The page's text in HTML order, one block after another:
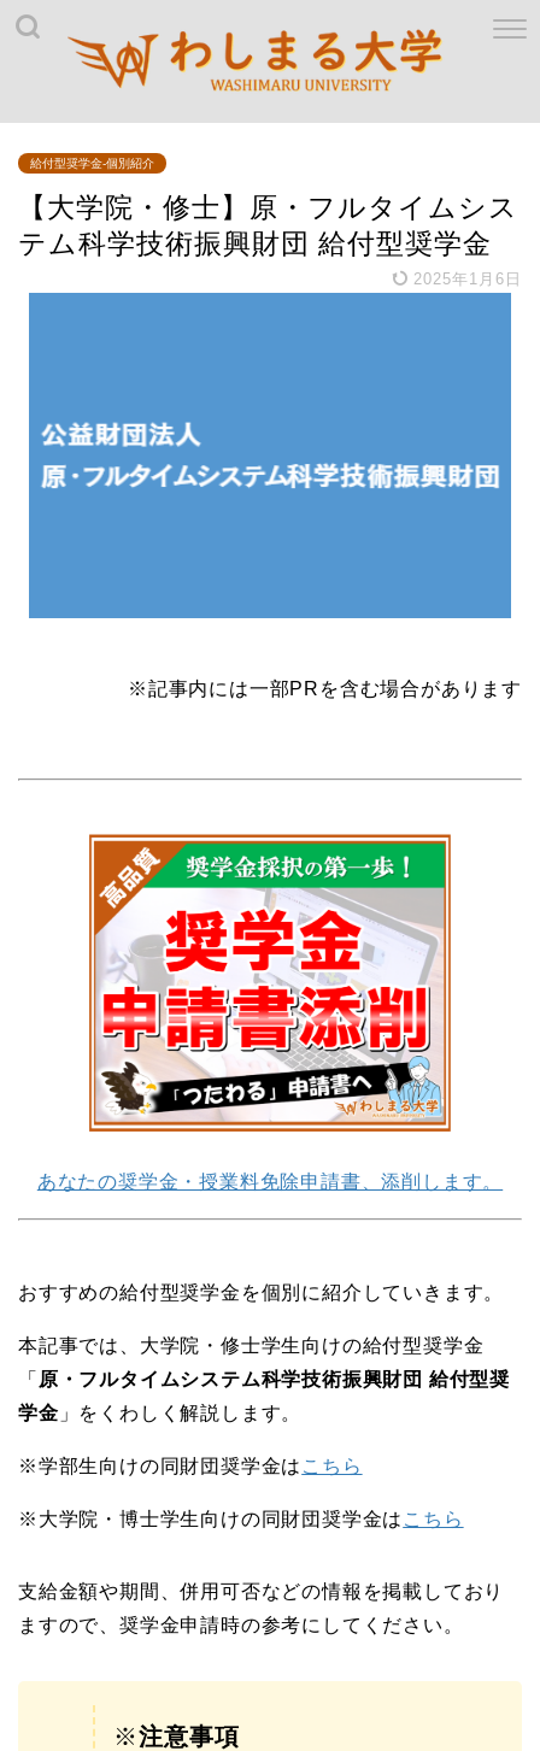
給付型奨学金-個別紹介
【大学院・修士】原・フルタイムシス
テム科学技術振興財団 給付型奨学金
2025年1月6日
※記事内には一部PRを含む場合があります
あなたの奨学金・授業料免除申請書、添削します。
おすすめの給付型奨学金を個別に紹介していきます。
本記事では、大学院・修士学生向けの給付型奨学金
「 原・フルタイムシステム科学技術振興財団 給付型奨
学金 」をくわしく解説します。
※学部生向けの同財団奨学金は こちら
※大学院・博士学生向けの同財団奨学金は こちら
支給金額や期間、併用可否などの情報を掲載しており
ますので、奨学金申請時の参考にしてください。
※注意事項